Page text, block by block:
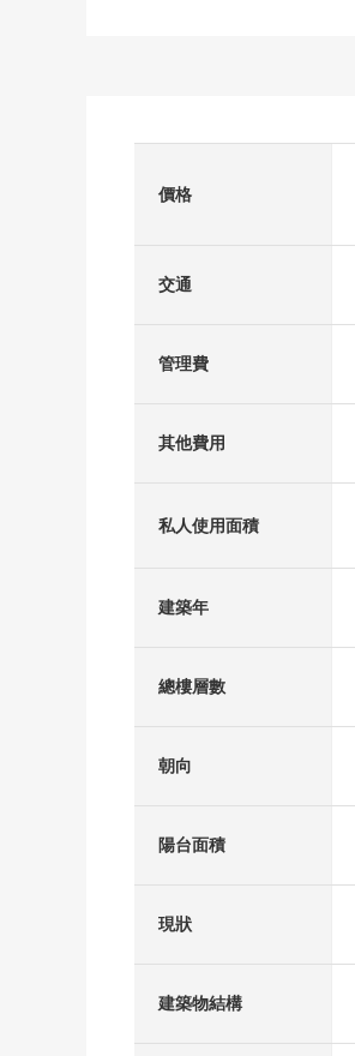
價格
交通
管理費
其他費用
私人使用面積
建築年
總樓層數
朝向
陽台面積
現狀
建築物結構